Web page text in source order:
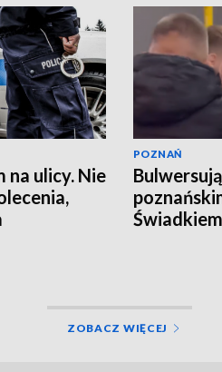
na ulicy. Nie
POZNAŃ
ZOBACZ WIĘCEJ